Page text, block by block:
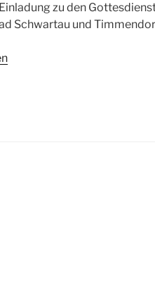
zu den
Schwartau und